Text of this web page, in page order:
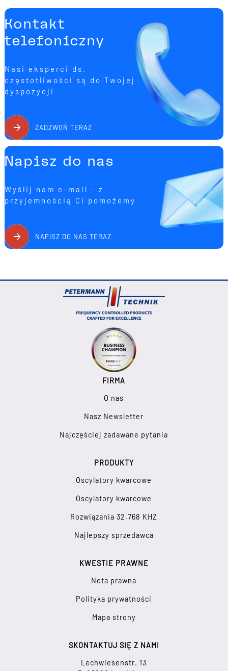
Kontakt
telefoniczny
Nasi eksperci ds.
częstotliwości są do Twojej
dyspozycji
ZADZWOŃ TERAZ
Napisz do nas
Wyślij nam e-mail - z
przyjemnością Ci pomożemy
NAPISZ DO NAS TERAZ
FIRMA
O nas
Nasz Newsletter
Najczęściej zadawane pytania
PRODUKTY
Oscylatory kwarcowe
Oscylatory kwarcowe
Rozwiązania 32,768 KHZ
Najlepszy sprzedawca
KWESTIE PRAWNE
Nota prawna
Polityka prywatności
Mapa strony
SKONTAKTUJ SIĘ Z NAMI
Lechwiesenstr. 13